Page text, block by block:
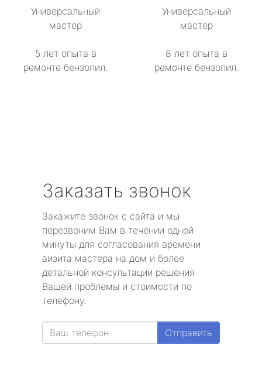
Универсальный
мастер
5 лет опыта в
ремонте бензопил.
Универсальный
мастер
8 лет опыта в
ремонте бензопил.
Заказать звонок
Закажите звонок с сайта и мы
перезвоним Вам в течении одной
минуты для согласования времени
визита мастера на дом и более
детальной консультации решения
Вашей проблемы и стоимости по
телефону.
Отправить